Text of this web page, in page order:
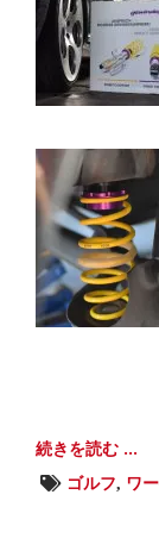
続きを読む ...
ゴルフ, ワ